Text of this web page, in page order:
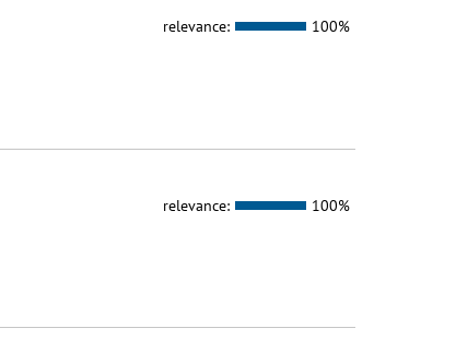
relevance: 100%
relevance: 100%